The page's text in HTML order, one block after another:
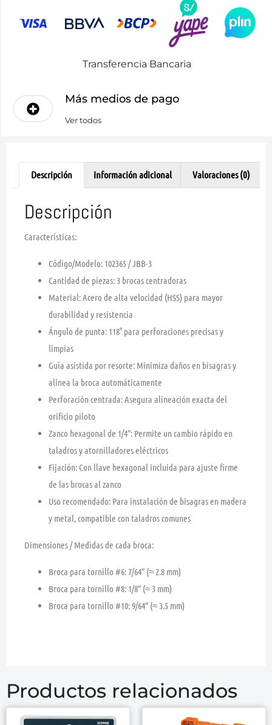
Transferencia Bancaria
Más medios de pago
Ver todos
Descripción Información adicional Valoraciones (0)
Descripción
Características:
Código/Modelo: 102365 / JBB-3
Cantidad de piezas: 3 brocas centradoras
Material:Acero de alta velocidad (HSS) para mayor
durabilidad y resistencia
Ángulo de punta: 118° para perforaciones precisas y
limpias
Guía asistida por resorte: Minimiza daños en bisagras y
alinea la broca automáticamente
Perforación centrada:Asegura alineación exacta del
orificio piloto
Zanco hexagonal de 1/4″: Permite un cambio rápido en
taladros y atornilladores eléctricos
Fijación: Con llave hexagonal incluida para ajuste firme
de las brocas al zanco
Uso recomendado: Para instalación de bisagras en madera
y metal, compatible con taladros comunes
Dimensiones / Medidas de cada broca:
Broca para tornillo #6:7/64″ (≈ 2.8 mm)
Broca para tornillo #8: 1/8″ (≈ 3 mm)
Broca para tornillo #10: 9/64″ (≈ 3.5 mm)
Productos relacionados